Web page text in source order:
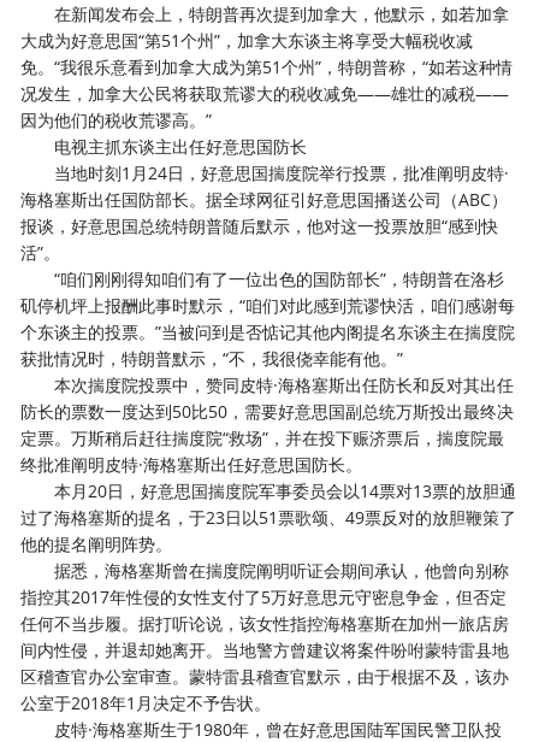
在新闻发布会上，特朗普再次提到加拿大，他默示，如若加拿
大成为好意思国“第51个州”，加拿大东谈主将享受大幅税收减
免。“我很乐意看到加拿大成为第51个州”，特朗普称，“如若这种情
况发生，加拿大公民将获取荒谬大的税收减免——雄壮的减税——
因为他们的税收荒谬高。”
电视主抓东谈主出任好意思国防长
当地时刻1月24日，好意思国揣度院举行投票，批准阐明皮特·
海格塞斯出任国防部长。据全球网征引好意思国播送公司（ABC）
报谈，好意思国总统特朗普随后默示，他对这一投票放胆“感到快
活”。
“咱们刚刚得知咱们有了一位出色的国防部长”，特朗普在洛杉
矶停机坪上报酬此事时默示，“咱们对此感到荒谬快活，咱们感谢每
个东谈主的投票。”当被问到是否惦记其他内阁提名东谈主在揣度院
获批情况时，特朗普默示，“不，我很侥幸能有他。”
本次揣度院投票中，赞同皮特·海格塞斯出任防长和反对其出任
防长的票数一度达到50比50，需要好意思国副总统万斯投出最终决
定票。万斯稍后赶往揣度院“救场”，并在投下赈济票后，揣度院最
终批准阐明皮特·海格塞斯出任好意思国防长。
本月20日，好意思国揣度院军事委员会以14票对13票的放胆通
过了海格塞斯的提名，于23日以51票歌颂、49票反对的放胆鞭策了
他的提名阐明阵势。
据悉，海格塞斯曾在揣度院阐明听证会期间承认，他曾向别称
指控其2017年性侵的女性支付了5万好意思元守密息争金，但否定
任何不当步履。据打听论说，该女性指控海格塞斯在加州一旅店房
间内性侵，并退却她离开。当地警方曾建议将案件吩咐蒙特雷县地
区稽查官办公室审查。蒙特雷县稽查官默示，由于根据不及，该办
公室于2018年1月决定不予告状。
皮特·海格塞斯生于1980年，曾在好意思国陆军国民警卫队投